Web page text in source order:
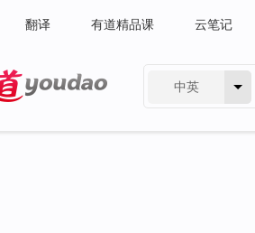
翻译 有道精品课 云笔记
中英